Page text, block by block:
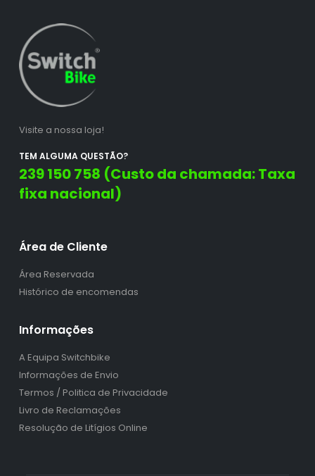
Visite a nossa loja!
TEM ALGUMA QUESTÃO?
239 150 758 (Custo da chamada: Taxa
fixa nacional)
Área de Cliente
Área Reservada
Histórico de encomendas
Informações
A Equipa Switchbike
Informações de Envio
Termos / Politica de Privacidade
Livro de Reclamações
Resolução de Litígios Online